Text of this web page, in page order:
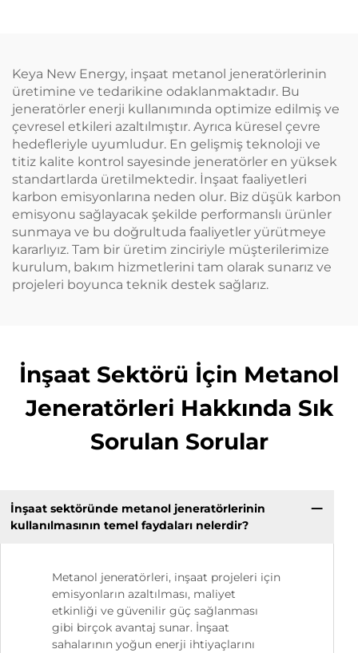
Keya New Energy, inşaat metanol jeneratörlerinin
üretimine ve tedarikine odaklanmaktadır. Bu
jeneratörler enerji kullanımında optimize edilmiş ve
çevresel etkileri azaltılmıştır. Ayrıca küresel çevre
hedefleriyle uyumludur. En gelişmiş teknoloji ve
titiz kalite kontrol sayesinde jeneratörler en yüksek
standartlarda üretilmektedir. İnşaat faaliyetleri
karbon emisyonlarına neden olur. Biz düşük karbon
emisyonu sağlayacak şekilde performanslı ürünler
sunmaya ve bu doğrultuda faaliyetler yürütmeye
kararlıyız. Tam bir üretim zinciriyle müşterilerimize
kurulum, bakım hizmetlerini tam olarak sunarız ve
projeleri boyunca teknik destek sağlarız.
İnşaat Sektörü İçin Metanol
Jeneratörleri Hakkında Sık
Sorulan Sorular
İnşaat sektöründe metanol jeneratörlerinin
kullanılmasının temel faydaları nelerdir?
Metanol jeneratörleri, inşaat projeleri için
emisyonların azaltılması, maliyet
etkinliği ve güvenilir güç sağlanması
gibi birçok avantaj sunar. İnşaat
sahalarının yoğun enerji ihtiyaçlarını